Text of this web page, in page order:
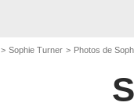
Sophie Turner Photos de